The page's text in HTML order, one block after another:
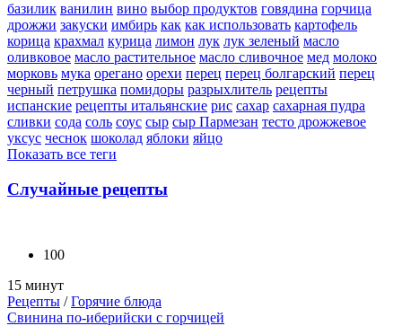
базилик ванилин вино выбор продуктов говядина горчица
дрожжи закуски имбирь как как использовать картофель
корица крахмал курица лимон лук лук зеленый масло
оливковое масло растительное масло сливочное мед молоко
морковь мука орегано орехи перец перец болгарский перец
черный петрушка помидоры разрыхлитель рецепты
испанские рецепты итальянские рис сахар сахарная пудра
сливки сода соль соус сыр сыр Пармезан тесто дрожжевое
уксус чеснок шоколад яблоки яйцо
Показать все теги
Случайные рецепты
100
15 минут
Рецепты /Горячие блюда
Свинина по-иберийски с горчицей